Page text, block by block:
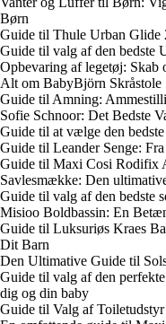
Børn
Guide til Thule Urban Glide
Guide til valg af den bedste
Opbevaring af legetøj: Skab
Alt om BabyBjörn Skråstole
Guide til Amning:
Sofie Schnoor: Det Bedste
Guide til at vælge den
Guide til Leander Senge:
Guide til Maxi Cosi Rodifix
Savlesmække: Den
Guide til valg af den bedste
Misioo Boldbassin: En
Guide til Luksuriøs Kraes
Dit Barn
Den Ultimative Guide til
Guide til valg af den
dig og din baby
Guide til Valg af